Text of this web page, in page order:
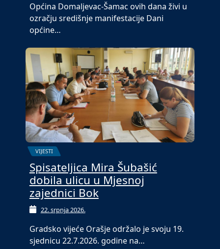
Općina Domaljevac-Šamac ovih dana živi u
ozračju središnje manifestacije Dani
općine…
VIJESTI
Spisateljica Mira Šubašić
dobila ulicu u Mjesnoj
zajednici Bok
22. srpnja 2026.
Gradsko vijeće Orašje održalo je svoju 19.
sjednicu 22.7.2026. godine na…